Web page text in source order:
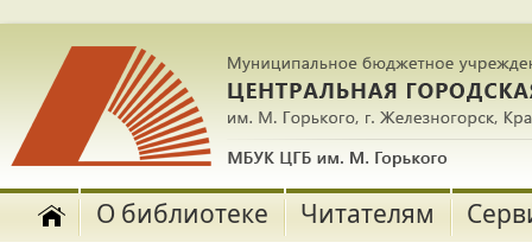
О библиотеке Читателям